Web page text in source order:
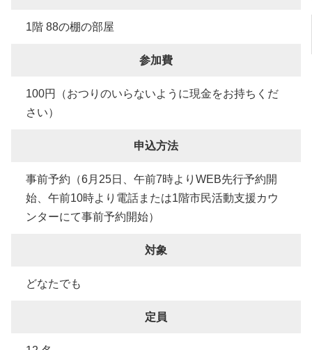
1階 88の棚の部屋
参加費
100円（おつりのいらないように現金をお持ちくだ
さい）
申込方法
事前予約（6月25日、午前7時よりWEB先行予約開
始、午前10時より電話または1階市民活動支援カウ
ンターにて事前予約開始）
対象
どなたでも
定員